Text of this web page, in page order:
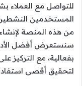
للتواصل مع
المستخدمين
من هذه المنصة
سنستعرض أفضل
بفعالية، مع التركيز
لتحقيق أقصى